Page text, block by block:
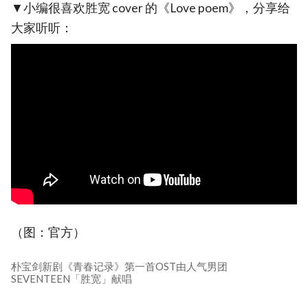
▼小编很喜欢胜宽 cover 的《Love poem》，分享给
大家听听：
（图：官方）
朴宝剑新剧《青春记录》第一首OST由人气男团
SEVENTEEN「胜宽」献唱